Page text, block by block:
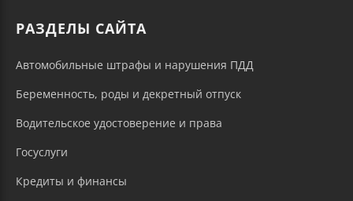
РАЗДЕЛЫ САЙТА
Автомобильные штрафы и нарушения ПДД
Беременность, роды и декретный отпуск
Водительское удостоверение и права
Госуслуги
Кредиты и финансы